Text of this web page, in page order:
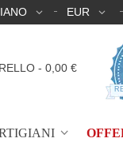
EUR
- 0,00 €